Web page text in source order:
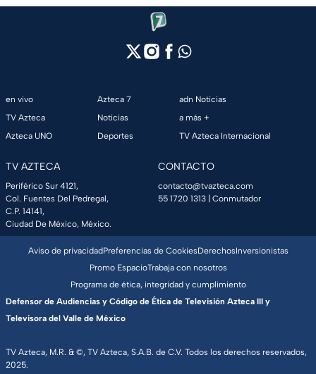
en vivo
TV Azteca
Azteca UNO
Azteca 7
Noticias
Deportes
adn Noticias
a más +
TV Azteca Internacional
TV AZTECA
Periférico Sur 4121,
Col. Fuentes Del Pedregal,
C.P. 14141,
Ciudad De México, México.
CONTACTO
contacto@tvazteca.com
55 1720 1313 | Conmutador
TV Azteca, M.R. & ©, TV Azteca, S.A.B. de C.V. Todos los derechos reservados,
2025.
Aviso de privacidadPreferencias de CookiesDerechosInversionistas
Promo EspacioTrabaja con nosotros
Programa de ética, integridad y cumplimiento
Defensor de Audiencias y Código de Ética de Televisión Azteca III y
Televisora del Valle de México